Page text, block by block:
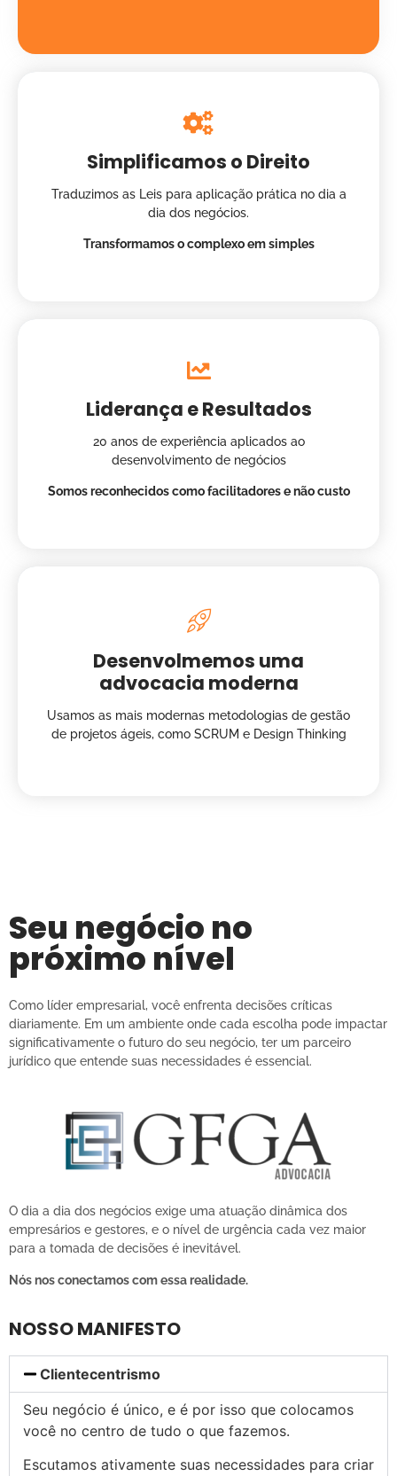
Simplificamos o Direito
Traduzimos as Leis para aplicação prática no dia a
dia dos negócios.
Transformamos o complexo em simples
Liderança e Resultados
20 anos de experiência aplicados ao
desenvolvimento de negócios
Somos reconhecidos como facilitadores e não custo
Desenvolmemos uma
advocacia moderna
Usamos as mais modernas metodologias de gestão
de projetos ágeis, como SCRUM e Design Thinking
Seu negócio no
próximo nível
Como líder empresarial, você enfrenta decisões críticas
diariamente. Em um ambiente onde cada escolha pode impactar
significativamente o futuro do seu negócio, ter um parceiro
jurídico que entende suas necessidades é essencial.
O dia a dia dos negócios exige uma atuação dinâmica dos
empresários e gestores, e o nível de urgência cada vez maior
para a tomada de decisões é inevitável.
Nós nos conectamos com essa realidade.
NOSSO MANIFESTO
Clientecentrismo
Seu negócio é único, e é por isso que colocamos
você no centro de tudo o que fazemos.
Escutamos ativamente suas necessidades para criar